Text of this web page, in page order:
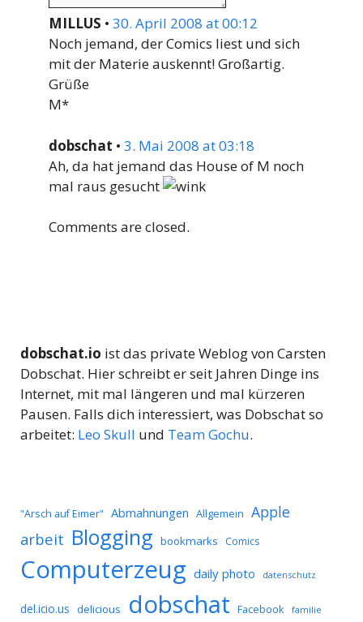
MILLUS • 30. April 2008 at 00:12
Noch jemand, der Comics liest und sich
mit der Materie auskennt! Großartig.
Grüße
M*
dobschat • 3. Mai 2008 at 03:18
Ah, da hat jemand das House of M noch
mal raus gesucht
Comments are closed.
dobschat.io ist das private Weblog von Carsten
Dobschat. Hier schreibt er seit Jahren Dinge ins
Internet, mit mal längeren und mal kürzeren
Pausen. Falls dich interessiert, was Dobschat so
arbeitet: Leo Skull und Team Gochu.
"Arsch auf Eimer" Abmahnungen Allgemein Apple
arbeit Blogging bookmarks Comics
Computerzeug daily photo datenschutz
del.icio.us delicious dobschat Facebook familie